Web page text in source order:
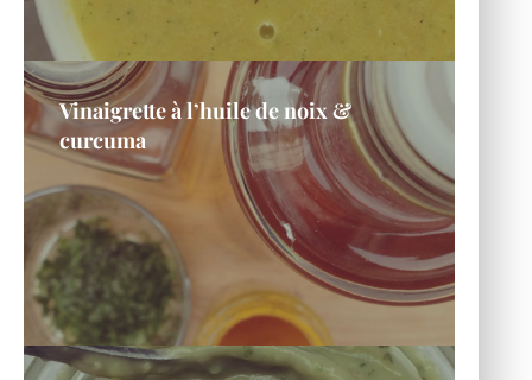
Vinaigrette à l’huile de noix &
curcuma